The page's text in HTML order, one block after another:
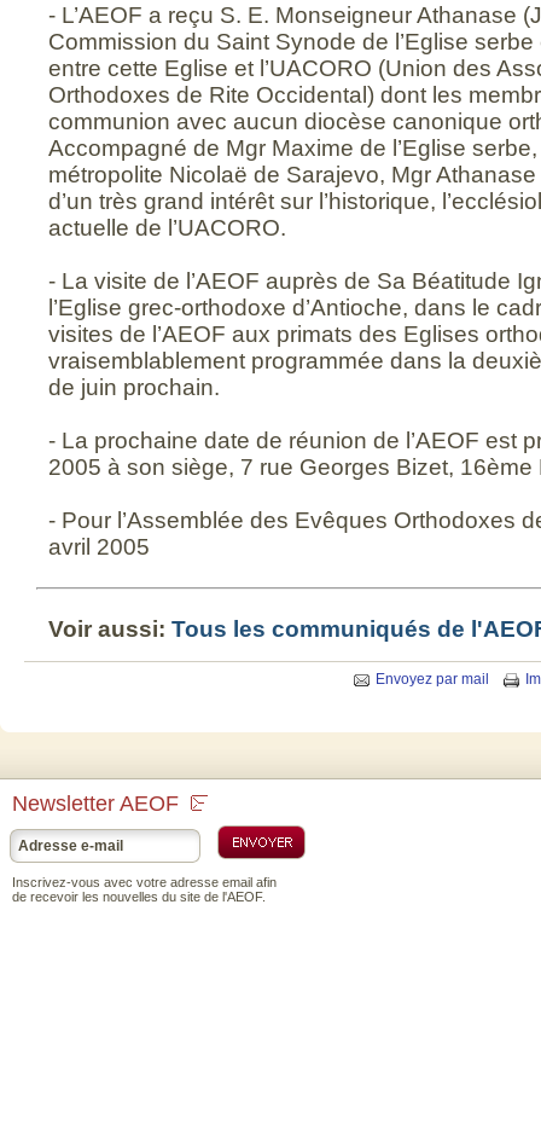
- L’AEOF a reçu S. E. Monseigneur Athanase
Commission du Saint Synode de l’Eglise
entre cette Eglise et l’UACORO (Union des
Orthodoxes de Rite Occidental) dont les
communion avec aucun diocèse canonique
Accompagné de Mgr Maxime de l’Eglise
métropolite Nicolaë de Sarajevo, Mgr
d’un très grand intérêt sur l’historique,
actuelle de l’UACORO.
- La visite de l’AEOF auprès de Sa Béatitude
l’Eglise grec-orthodoxe d’Antioche, dans le
visites de l’AEOF aux primats des Eglises
vraisemblablement programmée dans la
de juin prochain.
- La prochaine date de réunion de l’AEOF est
2005 à son siège, 7 rue Georges Bizet, 16ème
- Pour l’Assemblée des Evêques Orthodoxes
avril 2005
Voir aussi: Tous les communiqués de
Envoyez par mail
Newsletter AEOF
Inscrivez-vous avec votre adresse email afin
de recevoir les nouvelles du site de l'AEOF.